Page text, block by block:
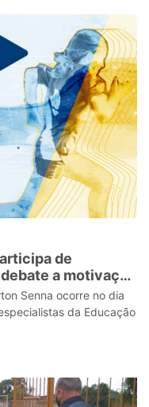
de
a motivação
Senna ocorre no dia
da Educação